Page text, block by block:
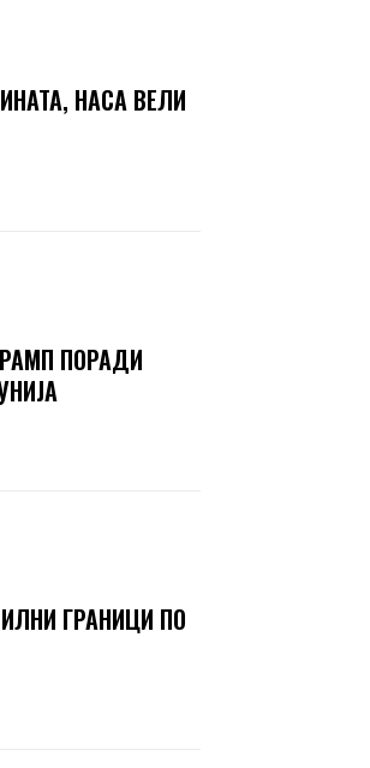
НАСА ВЕЛИ
ПОРАДИ
ГРАНИЦИ ПО